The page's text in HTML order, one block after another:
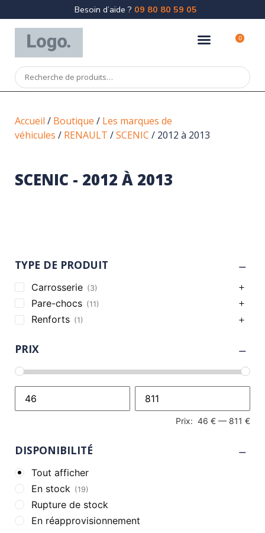
Besoin d’aide ? 09 80 80 59 05
0
Accueil / Boutique / Les marques de
véhicules / RENAULT /SCENIC / 2012 à 2013
TYPE DE PRODUIT
Carrosserie (3)
Pare-chocs (11)
Renforts (1)
PRIX
Prix: 46 € — 811 €
DISPONIBILITÉ
Tout afficher
En stock (19)
Rupture de stock
En réapprovisionnement
SCENIC - 2012 À 2013